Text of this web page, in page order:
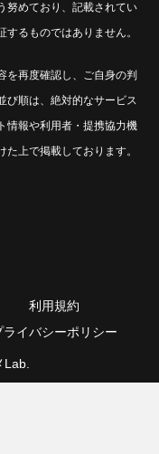
努めており、記載されてい
るものではありません。
を再度確認し、ご自身の判
び順は、絶対的なサービス
情報や利用者・提携協力機
上で掲載しております。
利用規約
ライバシーポリシー